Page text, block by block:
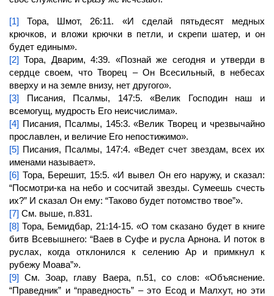
[1] Тора, Шмот, 26:11. «И сделай пятьдесят медных
крючков, и вложи крючки в петли, и скрепи шатер, и он
будет единым».
[2] Тора, Дварим, 4:39. «Познай же сегодня и утверди в
сердце своем, чтоТворец – Он Всесильный, в небесах
вверху и на земле внизу, нет другого».
[3] Писания, Псалмы, 147:5. «Велик Господин наш и
всемогущ, мудрость Его неисчислима».
[4] Писания, Псалмы, 145:3. «Велик Творец и чрезвычайно
прославлен, и величие Его непостижимо».
[5] Писания, Псалмы, 147:4. «Ведет счет звездам, всех их
именами называет».
[6] Тора, Берешит, 15:5. «И вывел Он его наружу, и сказал:
“Посмотри-ка на небо и сосчитай звезды. Сумеешь счесть
их?” И сказал Он ему: “Таково будет потомство твое”».
[7] См. выше, п.831.
[8] Тора, Бемидбар, 21:14-15. «О том сказано будет в книге
битв Всевышнего: “Ваев в Суфе и русла Арнона. И поток в
руслах, когда отклонился к селению Ар и примкнул к
рубежу Моава”».
[9] См. Зоар, главу Ваера, п.51, со слов: «Объяснение.
“Праведник” и “праведность” – это Есод и Малхут, но эти